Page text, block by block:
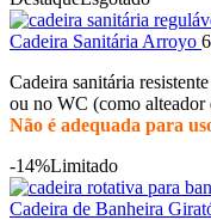
Cadeira Sanitária Arroyo
Cadeira sanitária
ou no WC (como alteador
Não é adequada para
-14%Limitado
Cadeira de Banheira